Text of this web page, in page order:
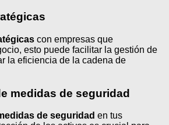
con empresas que
esto puede facilitar la gestión de
la eficiencia de la cadena de
medidas de seguridad
de seguridad en tus